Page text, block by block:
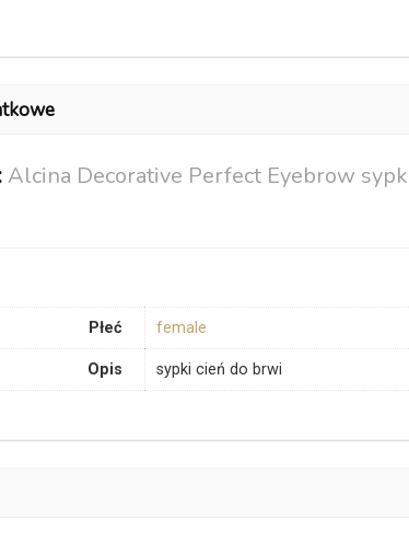
Alcina Decorative Perfect Eyebrow
Płeć female
Opis sypki cień do brwi